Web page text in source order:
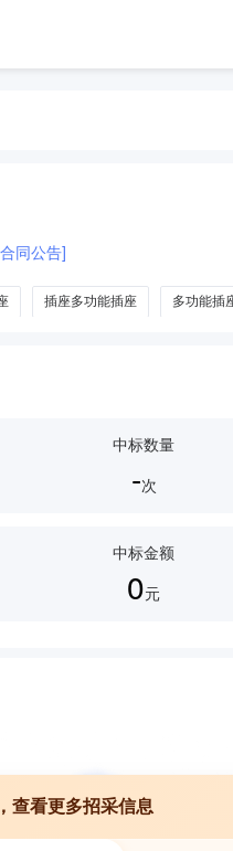
同公告]
插座多功能插座 多功能插
中标数量
-次
中标金额
0元
查看更多招采信息